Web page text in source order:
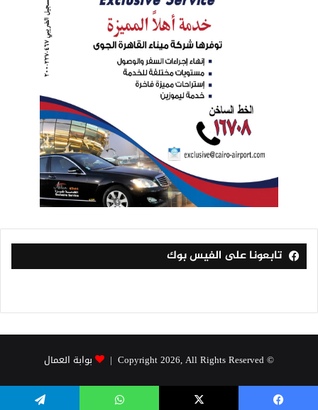
تابعونا على الفيس بوك
© Copyright 2026, All Rights Reserved | بوابة العمال